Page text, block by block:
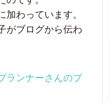
加わっています。
がブログから伝わ
ランナーさんのブ